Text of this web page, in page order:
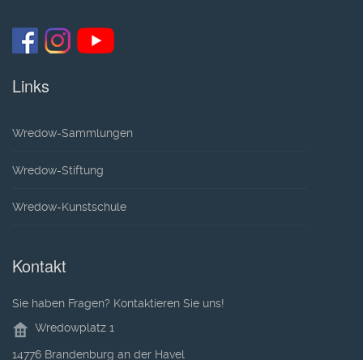
Links
Wredow-Sammlungen
Wredow-Stiftung
Wredow-Kunstschule
Kontakt
Sie haben Fragen? Kontaktieren Sie uns!
Wredowplatz 1
14776 Brandenburg an der Havel